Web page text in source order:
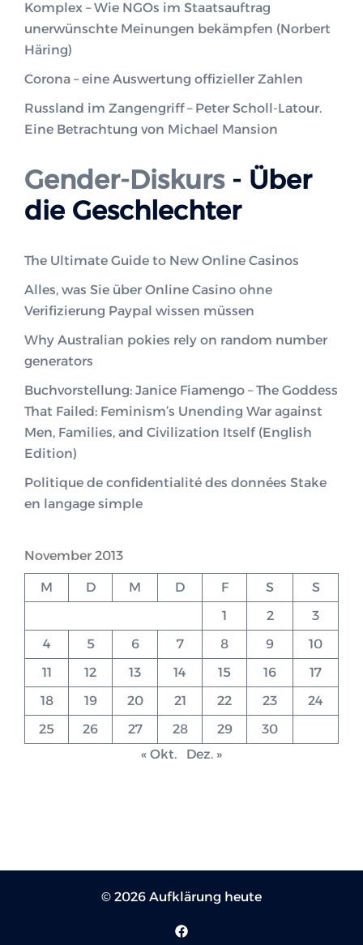
Komplex – Wie NGOs im Staatsauftrag
unerwünschte Meinungen bekämpfen (Norbert
Häring)
Corona – eine Auswertung offizieller Zahlen
Russland im Zangengriff – Peter Scholl-Latour.
Eine Betrachtung von Michael Mansion
Gender-Diskurs- Über
die Geschlechter
The Ultimate Guide to New Online Casinos
Alles, was Sie über Online Casino ohne
Verifizierung Paypal wissen müssen
Why Australian pokies rely on random number
generators
Buchvorstellung: Janice Fiamengo – The Goddess
That Failed: Feminism’s Unending War against
Men, Families, and Civilization Itself (English
Edition)
Politique de confidentialité des données Stake
en langage simple
November 2013
M D M D F S
S
1
2
3
4
5 6 7 8 9
10
11
12 13 14 15 16
17
18
19 20 21 22 23
24
25
26 27 28 29
30
« Okt.
Dez. »
© 2026 Aufklärung heute